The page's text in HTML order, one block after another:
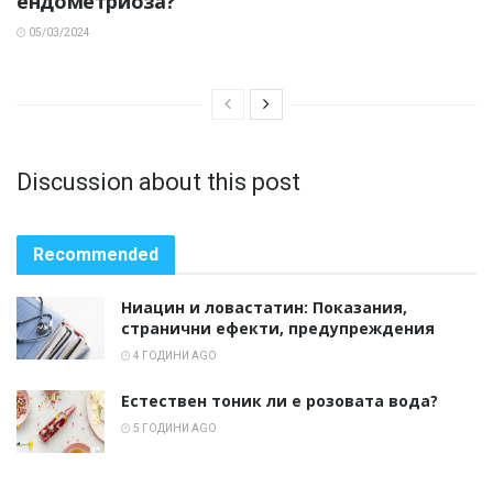
05/03/2024
Discussion about this post
Recommended
Ниацин и ловастатин: Показания,
странични ефекти, предупреждения
4 ГОДИНИ AGO
Естествен тоник ли е розовата вода?
5 ГОДИНИ AGO